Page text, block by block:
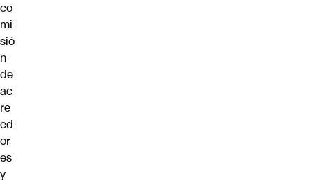
co
mi
sió
n
de
ac
re
ed
or
es
y